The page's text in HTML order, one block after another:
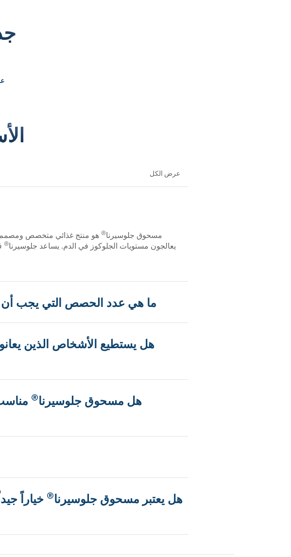
عرض الكل
مسحوق جلوسيرنا® هو منتج غذائي متخصص ومصمم
يعالجون مستويات الجلوكوز في الدم. يساعد جلوسيرنا®
ما هي عدد الحصص التي يجب أن
هل يستطيع الأشخاص الذين
هل مسحوق جلوسيرنا®
هل يعتبر مسحوق جلوسيرنا® خياراً